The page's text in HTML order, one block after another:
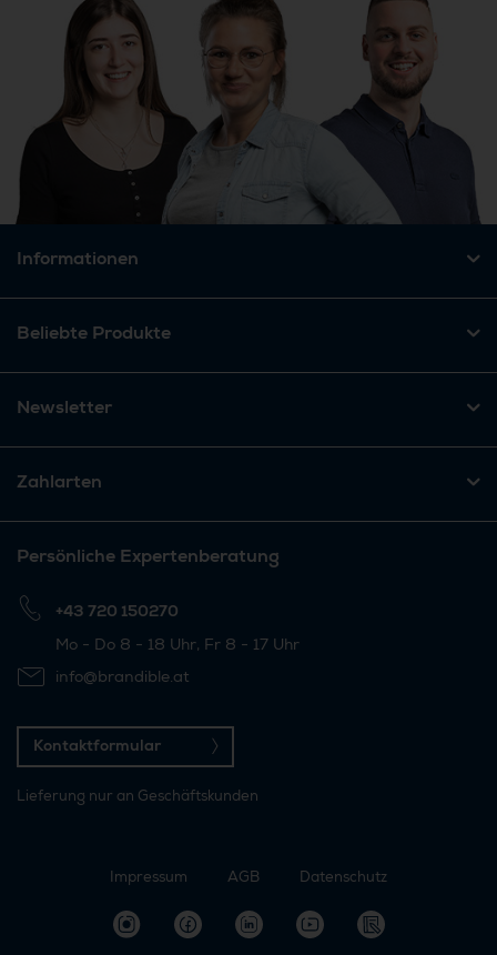
Informationen
Beliebte Produkte
Newsletter
Zahlarten
Persönliche Expertenberatung
+43 720 150270
Mo - Do 8 - 18 Uhr, Fr 8 - 17 Uhr
info@brandible.at
Kontaktformular
Lieferung nur an Geschäftskunden
Impressum AGB Datenschutz